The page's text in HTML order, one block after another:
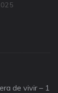
de vivir – 1